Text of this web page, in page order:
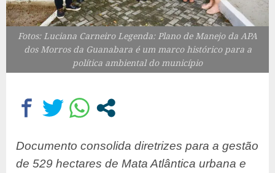
Fotos: Luciana Carneiro Legenda: Plano de Manejo da APA
dos Morros da Guanabara é um marco histórico para a
política ambiental do município
Documento consolida diretrizes para a gestão
de 529 hectares de Mata Atlântica urbana e